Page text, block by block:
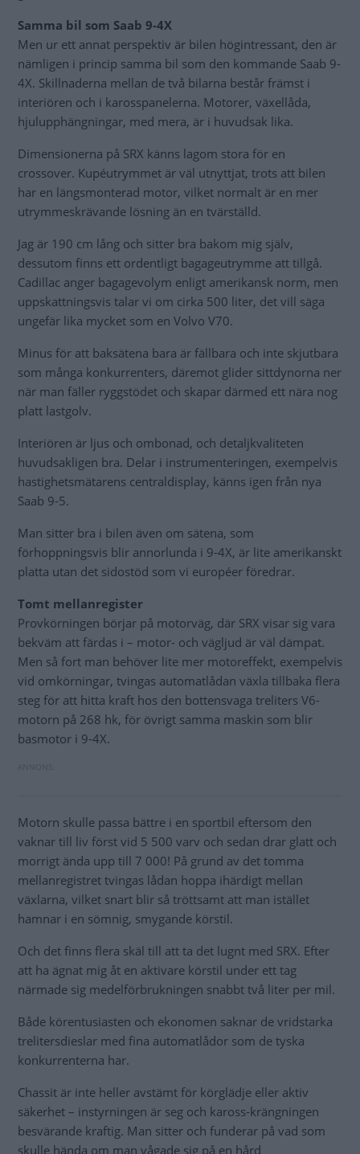
Samma bil som Saab 9-4X
Men ur ett annat perspektiv är bilen högintressant, den är
nämligen i princip samma bil som den kommande Saab 9-
4X. Skillnaderna mellan de två bilarna består främst i
interiören och i karosspanelerna. Motorer, växellåda,
hjulupphängningar, med mera, är i huvudsak lika.
Dimensionerna på SRX känns lagom stora för en
crossover. Kupéutrymmet är väl utnyttjat, trots att bilen
har en längsmonterad motor, vilket normalt är en mer
utrymmeskrävande lösning än en tvärställd.
Jag är 190 cm lång och sitter bra bakom mig själv,
dessutom finns ett ordentligt bagageutrymme att tillgå.
Cadillac anger bagagevolym enligt amerikansk norm, men
uppskattningsvis talar vi om cirka 500 liter, det vill säga
ungefär lika mycket som en Volvo V70.
Minus för att baksätena bara är fällbara och inte skjutbara
som många konkurrenters, däremot glider sittdynorna ner
när man fäller ryggstödet och skapar därmed ett nära nog
platt lastgolv.
Interiören är ljus och ombonad, och detaljkvaliteten
huvudsakligen bra. Delar i instrumenteringen, exempelvis
hastighetsmätarens centraldisplay, känns igen från nya
Saab 9-5.
Man sitter bra i bilen även om sätena, som
förhoppningsvis blir annorlunda i 9-4X, är lite amerikanskt
platta utan det sidostöd som vi européer föredrar.
Tomt mellanregister
Provkörningen börjar på motorväg, där SRX visar sig vara
bekväm att färdas i – motor- och vägljud är väl dämpat.
Men så fort man behöver lite mer motoreffekt, exempelvis
vid omkörningar, tvingas automatlådan växla tillbaka flera
steg för att hitta kraft hos den bottensvaga treliters V6-
motorn på 268 hk, för övrigt samma maskin som blir
basmotor i 9-4X.
Motorn skulle passa bättre i en sportbil eftersom den
vaknar till liv först vid 5 500 varv och sedan drar glatt och
morrigt ända upp till 7 000! På grund av det tomma
mellanregistret tvingas lådan hoppa ihärdigt mellan
växlarna, vilket snart blir så tröttsamt att man istället
hamnar i en sömnig, smygande körstil.
Och det finns flera skäl till att ta det lugnt med SRX. Efter
att ha ägnat mig åt en aktivare körstil under ett tag
närmade sig medelförbrukningen snabbt två liter per mil.
Både körentusiasten och ekonomen saknar de vridstarka
trelitersdieslar med fina automatlådor som de tyska
konkurrenterna har.
Chassit är inte heller avstämt för körglädje eller aktiv
säkerhet – instyrningen är seg och kaross-krängningen
besvärande kraftig. Man sitter och funderar på vad som
skulle hända om man vågade sig på en hård